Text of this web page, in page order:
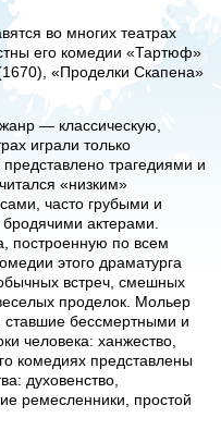
во многих театрах
его комедии «Тартюф»
«Проделки Скапена»
— классическую,
играли только
трагедиями и
«низким»
часто грубыми и
актерами.
построенную по всем
этого драматурга
встреч, смешных
проделок. Мольер
ставшие бессмертными и
человека: ханжество,
комедиях представлены
духовенство,
ремесленники, простой